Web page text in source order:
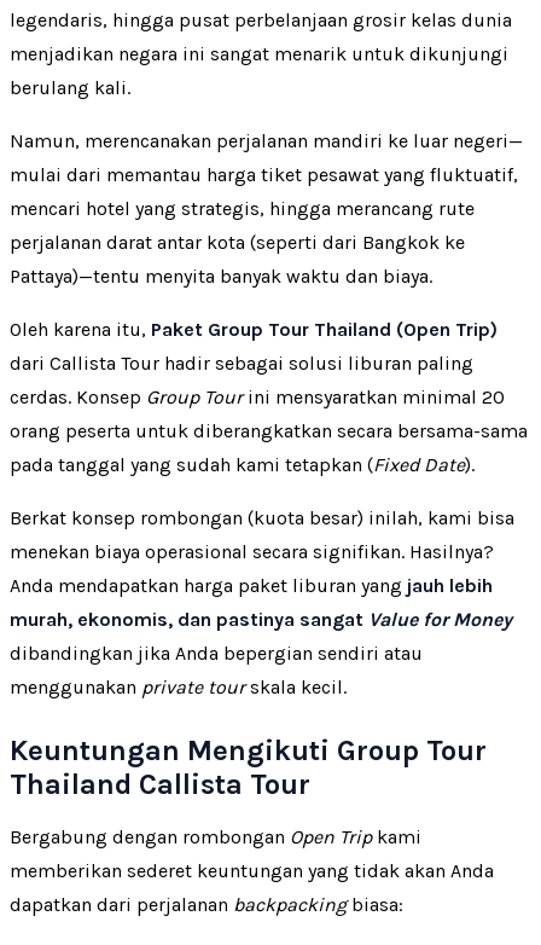
legendaris, hingga pusat perbelanjaan grosir kelas dunia
menjadikan negara ini sangat menarik untuk dikunjungi
berulang kali.
Namun, merencanakan perjalanan mandiri ke luar negeri—
mulai dari memantau harga tiket pesawat yang fluktuatif,
mencari hotel yang strategis, hingga merancang rute
perjalanan darat antar kota (seperti dari Bangkok ke
Pattaya)—tentu menyita banyak waktu dan biaya.
Oleh karena itu, Paket Group Tour Thailand (Open Trip)
dari Callista Tour hadir sebagai solusi liburan paling
cerdas. Konsep Group Tourini mensyaratkan minimal 20
orang peserta untuk diberangkatkan secara bersama-sama
pada tanggal yang sudah kami tetapkan (Fixed Date).
Berkat konsep rombongan (kuota besar) inilah, kami bisa
menekan biaya operasional secara signifikan. Hasilnya?
Anda mendapatkan harga paket liburan yang jauh lebih
murah, ekonomis, dan pastinya sangat Value for Money
dibandingkan jika Anda bepergian sendiri atau
menggunakan private tourskala kecil.
Keuntungan Mengikuti Group Tour
Thailand Callista Tour
Bergabung dengan rombongan Open Tripkami
memberikan sederet keuntungan yang tidak akan Anda
dapatkan dari perjalanan backpackingbiasa: